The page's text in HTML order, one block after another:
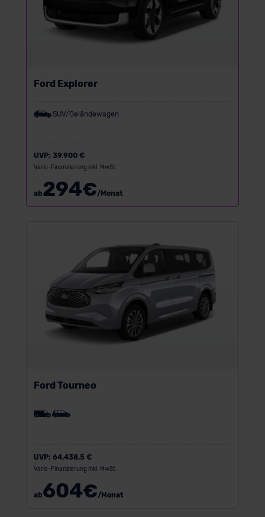
Ford Explorer
SUV/Geländewagen
UVP: 39.900 €
Vario-Finanzierung inkl. MwSt.
ab294€/Monat
Ford Tourneo
UVP: 64.438,5 €
Vario-Finanzierung inkl. MwSt.
ab604€/Monat